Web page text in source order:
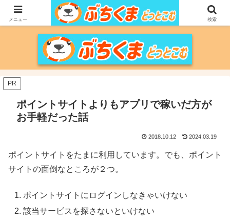
家づくりをメインに、家電、PC/MACなどのレビュー、育児、新潟の情報を気
の向くままに、気が済むまで調べ上げるブログです。
PR
ポイントサイトよりもアプリで稼いだ方が
お手軽だった話
2018.10.12 2024.03.19
ポイントサイトをたまに利用しています。でも、ポイント
サイトの面倒なところが２つ。
ポイントサイトにログインしなきゃいけない
該当サービスを探さないといけない
メニュー 検索